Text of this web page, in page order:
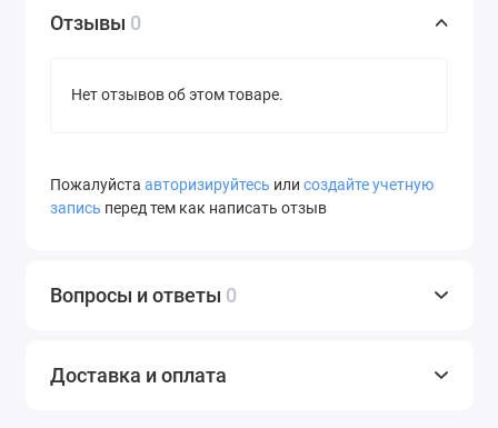
Отзывы 0
Нет отзывов об этом товаре.
Пожалуйста авторизируйтесь или создайте учетную
запись перед тем как написать отзыв
Вопросы и ответы 0
Доставка и оплата